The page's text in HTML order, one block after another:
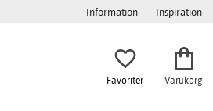
Information Inspiration
Favoriter Varukorg